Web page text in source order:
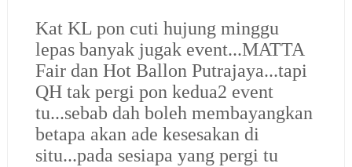
Kat KL pon cuti hujung minggu
lepas banyak jugak event...MATTA
Fair dan Hot Ballon Putrajaya...tapi
QH tak pergi pon kedua2 event
tu...sebab dah boleh membayangkan
betapa akan ade kesesakan di
situ...pada sesiapa yang pergi tu